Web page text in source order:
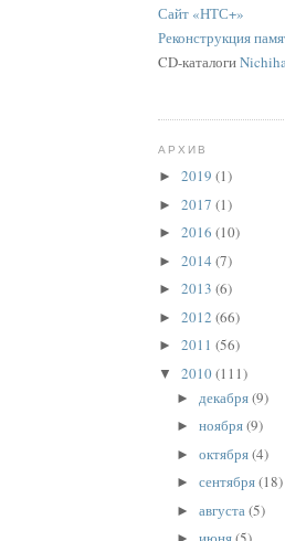
Сайт «НТС+»
Реконструкция
CD-каталоги
АРХИВ
► 2019 (1)
► 2017 (1)
► 2016 (10)
► 2014 (7)
► 2013 (6)
► 2012 (66)
► 2011 (56)
▼ 2010(111)
► декабря(9)
► ноября(9)
► октября(4)
► сентября(18)
► августа(5)